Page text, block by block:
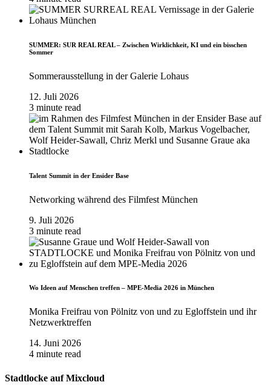
SUMMER: SUR REAL REAL – Zwischen Wirklichkeit, KI und ein bisschen
Sommer
Sommerausstellung in der Galerie Lohaus
12. Juli 2026
3 minute read
Talent Summit in der Ensider Base
Networking während des Filmfest München
9. Juli 2026
3 minute read
Wo Ideen auf Menschen treffen – MPE-Media 2026 in München
Monika Freifrau von Pölnitz von und zu Egloffstein und ihr
Netzwerktreffen
14. Juni 2026
4 minute read
Stadtlocke auf Mixcloud